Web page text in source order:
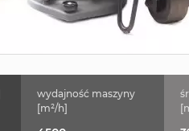
wydajność maszyny
[m²/h]